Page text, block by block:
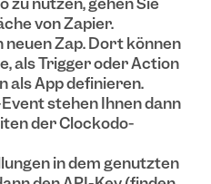
von Zapier.
neuen Zap. Dort können
als Trigger oder Action
als App definieren.
stehen Ihnen dann
der Clockodo-
in dem genutzten